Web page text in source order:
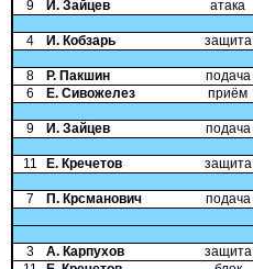
9 И. Зайцев атака
4 И. Кобзарь защита
8 Р. Пакшин
подача
6
Е. Сивожелез приём
9 И. Зайцев подача
11 Е. Кречетов защита
7 П. Крсманович подача
3 А. Карпухов
защита